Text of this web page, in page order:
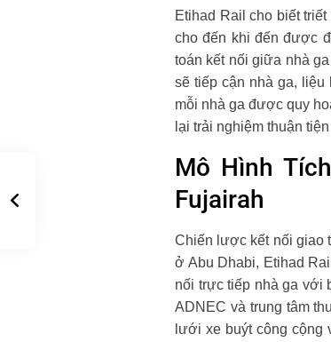
Etihad Rail cho biết
cho đến khi đến được
toán kết nối giữa nhà
sẽ tiếp cận nhà ga, liệu
mỗi nhà ga được quy
lại trải nghiệm thuận
Mô Hình
Fujairah
Chiến lược kết nối giao
ở Abu Dhabi, Etihad
nối trực tiếp nhà ga với
ADNEC và trung tâm
lưới xe buýt công cộng